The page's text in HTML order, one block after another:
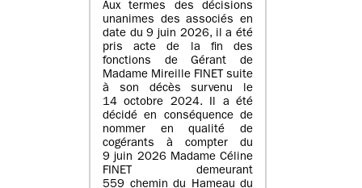
Aux termes des décisions
unanimes des associés en
date du 9 juin 2026, il a été
pris acte de la fin des
fonctions de Gérant de
Madame Mireille FINET suite
à son décès survenu le
14 octobre 2024. Il a été
décidé en conséquence de
nommer en qualité de
cogérants à compter du
9 juin 2026 Madame Céline
FINET demeurant
559 chemin du Hameau du